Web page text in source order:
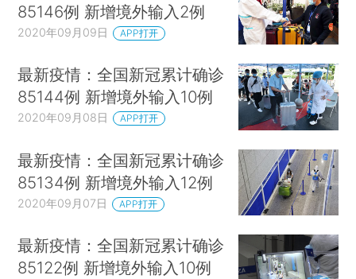
85146例 新增境外输入2例
2020年09月09日 APP打开
最新疫情：全国新冠累计确诊
85144例 新增境外输入10例
2020年09月08日 APP打开
最新疫情：全国新冠累计确诊
85134例 新增境外输入12例
2020年09月07日 APP打开
最新疫情：全国新冠累计确诊
85122例 新增境外输入10例